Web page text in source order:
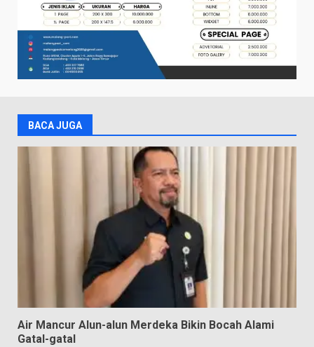
BACA JUGA
Air Mancur Alun-alun Merdeka Bikin Bocah Alami
Gatal-gatal